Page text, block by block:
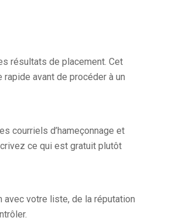
résultats de placement. Cet
avant de procéder à un
courriels d’hameçonnage et
ce qui est gratuit plutôt
votre liste, de la réputation